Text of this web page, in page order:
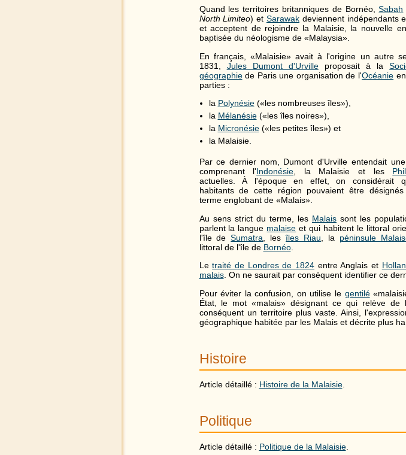
Quand les territoires britanniques de Bornéo,Sabah
North Limiteo) et Sarawakdeviennent indépendants
et acceptent de rejoindre la Malaisie, la nouvelle
baptisée du néologisme de «Malaysia».
En français, «Malaisie» avait à l'origine un autre
1831, Jules Dumont d'Urvilleproposait à la
géographiede Paris une organisation de l'Océanie
parties :
la Polynésie(«les nombreuses îles»),
la Mélanésie(«les îles noires»),
la Micronésie(«les petites îles») et
la Malaisie.
Par ce dernier nom, Dumont d'Urville entendait
comprenant l'Indonésie, la Malaisie et les
actuelles. À l'époque en effet, on considérait
habitants de cette région pouvaient être
terme englobant de «Malais».
Au sens strict du terme, les Malaissont les
parlent la langue malaise et qui habitent le littoral
l'île deSumatra , lesîles Riau , la péninsule
littoral de l'île de Bornéo.
Letraité de Londres de 1824entre Anglais et
malais. On ne saurait par conséquent identifier ce
Pour éviter la confusion, on utilise le gentilé
État, le mot «malais» désignant ce qui relève
conséquent un territoire plus vaste. Ainsi,
géographique habitée par les Malais et décrite plus
Histoire
Article détaillé : Histoire de la Malaisie.
Politique
Article détaillé : Politique de la Malaisie.